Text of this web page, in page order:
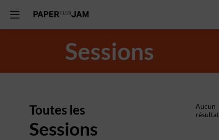
Sessions
Toutes les
Sessions
Aucun
résultat